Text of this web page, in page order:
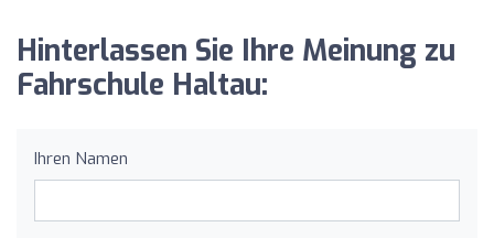
Hinterlassen Sie Ihre Meinung zu
Fahrschule Haltau:
Ihren Namen